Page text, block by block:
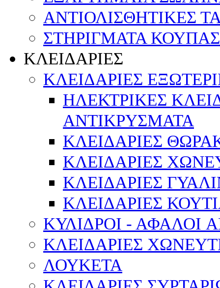
ΑΝΤΙΟΛΙΣΘΗΤΙΚΕΣ
ΣΤΗΡΙΓΜΑΤΑ
ΚΛΕΙΔΑΡΙΕΣ
ΚΛΕΙΔΑΡΙΕΣ
ΗΛΕΚΤΡΙΚΕΣ
ΑΝΤΙΚΡΥΣΜΑΤΑ
ΚΛΕΙΔΑΡΙΕΣ
ΚΛΕΙΔΑΡΙΕΣ
ΚΛΕΙΔΑΡΙΕΣ
ΚΛΕΙΔΑΡΙΕΣ
ΚΥΛΙΔΡΟΙ - ΑΦΑΛΟΙ
ΚΛΕΙΔΑΡΙΕΣ
ΛΟΥΚΕΤΑ